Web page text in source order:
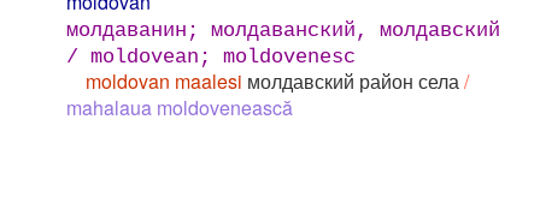
молдаванин; молдаванский, молдавский
/ moldovean; moldovenesc
moldovan maalesi молдавский район села/
mahalaua moldovenească